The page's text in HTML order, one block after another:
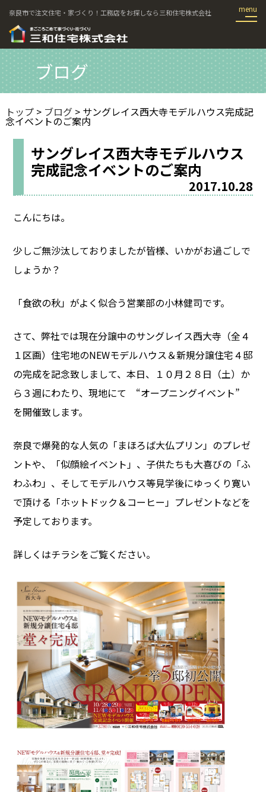
奈良市で注文住宅・家づくり！工務店をお探しなら三和住宅株式会社
ブログ
トップ> ブログ> サングレイス西大寺モデルハウス完成記
念イベントのご案内
サングレイス西大寺モデルハウス
完成記念イベントのご案内
2017.10.28
こんにちは。
少しご無沙汰しておりましたが皆様、いかがお過ごしで
しょうか？
「食欲の秋」がよく似合う営業部の小林健司です。
さて、弊社では現在分譲中のサングレイス西大寺（全４
１区画）住宅地のNEWモデルハウス＆新規分譲住宅４邸
の完成を記念致しまして、本日、１０月２８日（土）か
ら３週にわたり、現地にて “オープニングイベント”
を開催致します。
奈良で爆発的な人気の「まほろば大仏プリン」のプレゼ
ントや、「似顔絵イベント」、子供たちも大喜びの「ふ
わふわ」、そしてモデルハウス等見学後にゆっくり寛い
で頂ける「ホットドック＆コーヒー」プレゼントなどを
予定しております。
詳しくはチラシをご覧ください。